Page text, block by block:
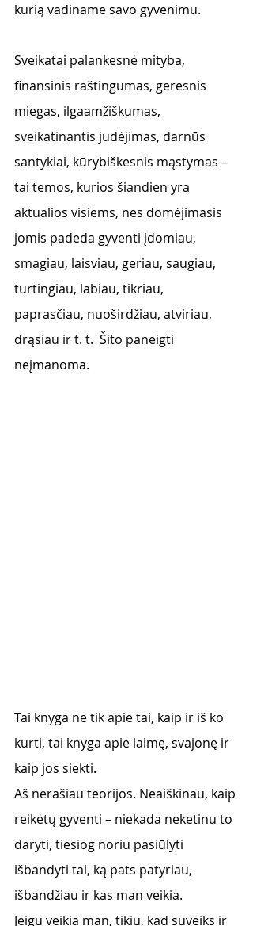
kurią vadiname savo gyvenimu.
Sveikatai palankesnė mityba,
finansinis raštingumas, geresnis
miegas, ilgaamžiškumas,
sveikatinantis judėjimas, darnūs
santykiai, kūrybiškesnis mąstymas –
tai temos, kurios šiandien yra
aktualios visiems, nes domėjimasis
jomis padeda gyventi įdomiau,
smagiau, laisviau, geriau, saugiau,
turtingiau, labiau, tikriau,
paprasčiau, nuoširdžiau, atviriau,
drąsiau ir t. t.  Šito paneigti
neįmanoma.
Tai knyga ne tik apie tai, kaip ir iš ko
kurti, tai knyga apie laimę, svajonę ir
kaip jos siekti.
Aš nerašiau teorijos. Neaiškinau, kaip
reikėtų gyventi – niekada neketinu to
daryti, tiesiog noriu pasiūlyti
išbandyti tai, ką pats patyriau,
išbandžiau ir kas man veikia.
Jeigu veikia man, tikiu, kad suveiks ir